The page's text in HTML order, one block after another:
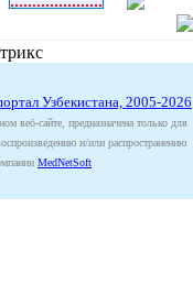
Узбекистана, 2005-2026
веб-сайте, предназначена только для
и/или распространению
MedNetSoft